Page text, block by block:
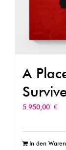
A
5.950,00 €
In den